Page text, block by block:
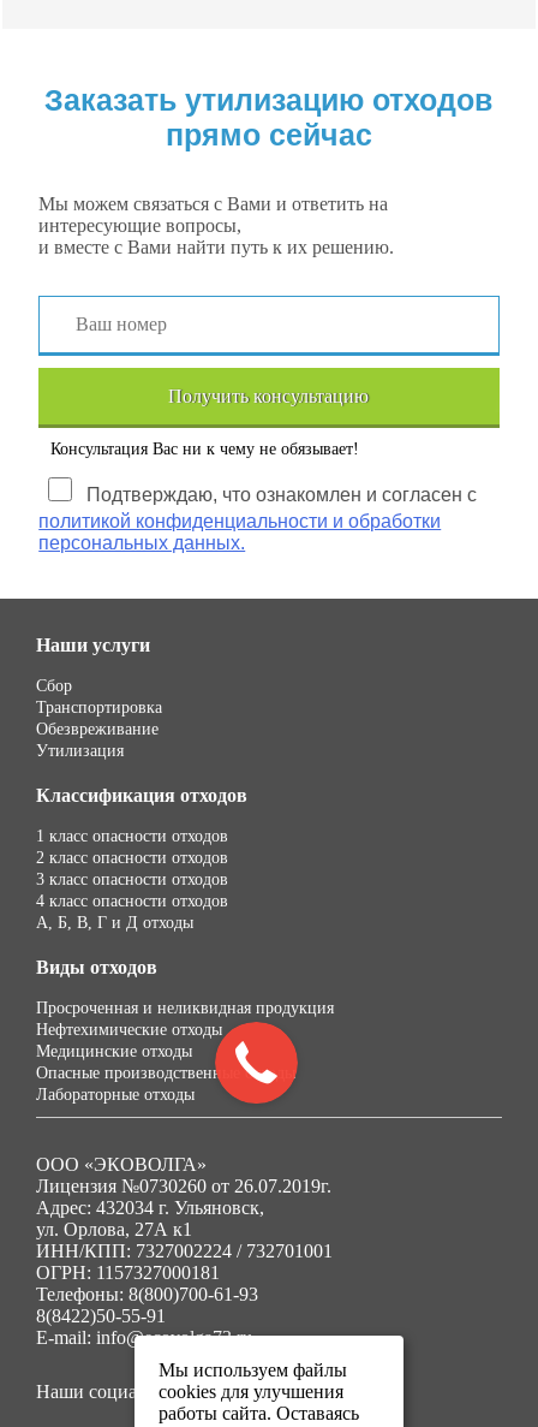
Заказать утилизацию отходов
прямо сейчас
Мы можем связаться с Вами и ответить на
интересующие вопросы,
и вместе с Вами найти путь к их решению.
Получить консультацию
Консультация Вас ни к чему не обязывает!
Подтверждаю, что ознакомлен и согласен с
политикой конфиденциальности и обработки
персональных данных.
Наши услуги
Сбор
Транспортировка
Обезвреживание
Утилизация
Классификация отходов
1 класс опасности отходов
2 класс опасности отходов
3 класс опасности отходов
4 класс опасности отходов
А, Б, В, Г и Д отходы
Виды отходов
Просроченная и неликвидная продукция
Нефтехимические отходы
Медицинские отходы
Опасные производственные отходы
Лабораторные отходы
ООО «ЭКОВОЛГА»
Лицензия №0730260 от 26.07.2019г.
Адрес: 432034 г. Ульяновск,
ул. Орлова, 27А к1
ИНН/КПП: 7327002224 / 732701001
ОГРН: 1157327000181
Телефоны: 8(800)700-61-93
8(8422)50-55-91
E-mail: info@ecovolga73.ru
Наши социальные сети:
Мы используем файлы
cookies для улучшения
работы сайта. Оставаясь